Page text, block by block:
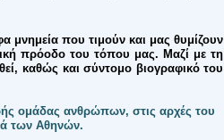
που τιμούν και μας θυμίζουν
πρόοδο του τόπου μας. Μαζί με τη
καθώς και σύντομο βιογραφικό του
ομάδας ανθρώπων, στις αρχές του
των Αθηνών.